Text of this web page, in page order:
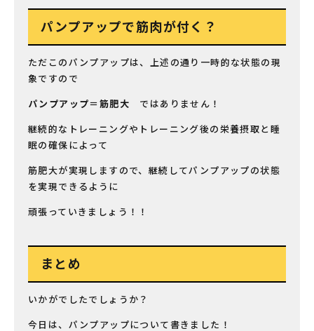
パンプアップで筋肉が付く？
ただこのパンプアップは、上述の通り一時的な状態の現
象ですので
パンプアップ＝筋肥大 ではありません！
継続的なトレーニングやトレーニング後の栄養摂取と睡
眠の確保によって
筋肥大が実現しますので、継続してパンプアップの状態
を実現できるように
頑張っていきましょう！！
まとめ
いかがでしたでしょうか？
今日は、パンプアップについて書きました！